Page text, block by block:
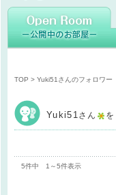
TOP > Yuki51さんのフォロワー
Yuki51さん を
5件中 1～5件表示